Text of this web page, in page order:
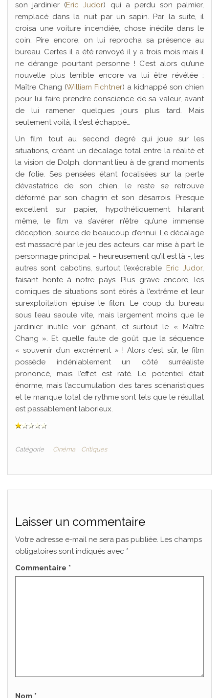
son jardinier (Eric Judor) qui a perdu son palmier,
remplacé dans la nuit par un sapin. Par la suite, il
croisa une voiture incendiée, chose inédite dans le
coin. Pire encore, on lui reprocha sa présence au
bureau. Certes il a été renvoyé il y a trois mois mais il
ne dérange pourtant personne ! C’est alors qu’une
nouvelle plus terrible encore va lui être révélée :
Maître Chang (William Fichtner) a kidnappé son chien
pour lui faire prendre conscience de sa valeur, avant
de lui ramener quelques jours plus tard. Mais
seulement voilà, il s’est échappé…
Un film tout au second degré qui joue sur les
situations, créant un décalage total entre la réalité et
la vision de Dolph, donnant lieu à de grand moments
de folie. Ses pensées étant focalisées sur la perte
dévastatrice de son chien, le reste se retrouve
déformé par son chagrin et son désarrois. Presque
excellent sur papier, hypothétiquement hilarant
même, le film va s’avérer n’être qu’une immense
déception, source de beaucoup d’ennui. Le décalage
est massacré par le jeu des acteurs, car mise à part le
personnage principal – heureusement qu’il est là -, les
autres sont cabotins, surtout l’exécrable Eric Judor,
faisant honte à notre pays. Plus grave encore, les
comiques de situations sont étirés à l’extrême et leur
surexploitation épuise le filon. Le coup du bureau
sous l’eau saoule vite, mais largement moins que le
jardinier inutile voir gênant, et surtout le « Maître
Chang ». Et quelle faute de goût que la séquence
« souvenir d’un excrément » ! Alors c’est sûr, le film
possède indéniablement un côté surréaliste
prononcé, mais l’effet est raté. Le potentiel était
énorme, mais l’accumulation des tares scénaristiques
et le manque total de rythme sont tels que le résultat
est passablement laborieux.
Catégorie Cinéma Critiques
Laisser un commentaire
Votre adresse e-mail ne sera pas publiée. Les champs
obligatoires sont indiqués avec *
Commentaire *
Nom *